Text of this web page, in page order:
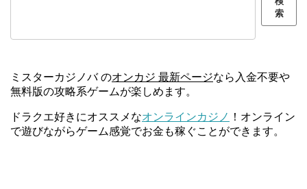
索
ミスターカジノバ のオンカジ 最新ページなら入金不要や
無料版の攻略系ゲームが楽しめます。
ドラクエ好きにオススメなオンラインカジノ ！オンライン
で遊びながらゲーム感覚でお金も稼ぐことができます。